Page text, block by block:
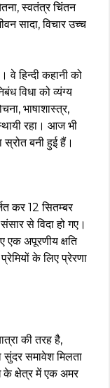
स्वतंत्र चिंतन
सादा, विचार उच्च
वे हिन्दी कहानी को
विधा को व्यंग्य
भाषाशास्त्र,
रहा। आज भी
बनी हुई हैं।
कर 12 सितम्बर
से विदा हो गए।
एक अपूरणीय क्षति
के लिए प्रेरणा
की तरह है,
सुंदर समावेश मिलता
के क्षेत्र में एक अमर